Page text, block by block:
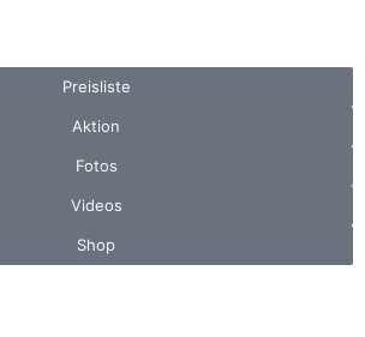
Preisliste
Aktion
Fotos
Videos
Shop